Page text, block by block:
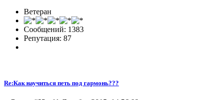
Ветеран
Сообщений: 1383
Репутация: 87
Re:Как научиться петь под гармонь???